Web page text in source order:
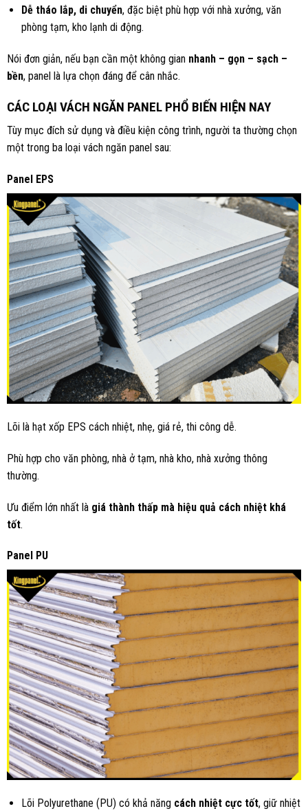
Dễ tháo lắp, di chuyển, đặc biệt phù hợp với nhà xưởng, văn
phòng tạm, kho lạnh di động.
Nói đơn giản, nếu bạn cần một không gian nhanh – gọn – sạch –
bền, panel là lựa chọn đáng để cân nhắc.
CÁC LOẠI VÁCH NGĂN PANEL PHỔ BIẾN HIỆN NAY
Tùy mục đích sử dụng và điều kiện công trình, người ta thường chọn
một trong ba loại vách ngăn panel sau:
Panel EPS
Lõi là hạt xốp EPS cách nhiệt, nhẹ, giá rẻ, thi công dễ.
Phù hợp cho văn phòng, nhà ở tạm, nhà kho, nhà xưởng thông
thường.
Ưu điểm lớn nhất là giá thành thấp mà hiệu quả cách nhiệt khá
tốt.
Panel PU
Lõi Polyurethane (PU) có khả năng cách nhiệt cực tốt, giữ nhiệt